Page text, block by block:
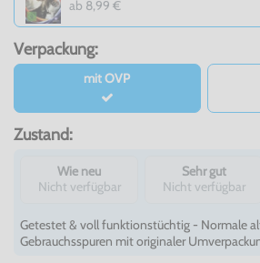
ab 8,99 €
Verpackung:
mit OVP
Zustand:
Wie neu
Nicht verfügbar
Sehr gut
Nicht verfügbar
Getestet & voll funktionstüchtig - Normale
Gebrauchsspuren mit originaler